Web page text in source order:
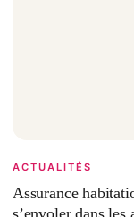
ACTUALITÉS
Assurance